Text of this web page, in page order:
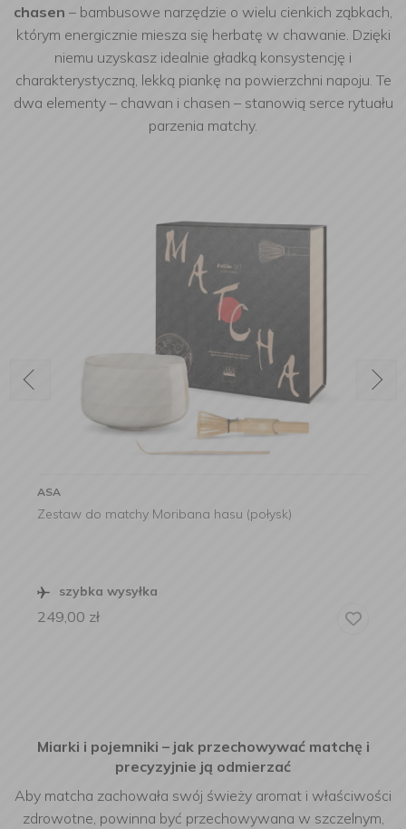
chasen – bambusowe narzędzie o wielu cienkich ząbkach,
którym energicznie miesza się herbatę w chawanie. Dzięki
niemu uzyskasz idealnie gładką konsystencję i
charakterystyczną, lekką piankę na powierzchni napoju. Te
dwa elementy – chawan i chasen – stanowią serce rytuału
parzenia matchy.
ASA
Zestaw do matchy Moribana hasu (połysk)
szybka wysyłka
249,00 zł
Miarki i pojemniki – jak przechowywać matchę i
precyzyjnie ją odmierzać
Aby matcha zachowała swój świeży aromat i właściwości
zdrowotne, powinna być przechowywana w szczelnym,